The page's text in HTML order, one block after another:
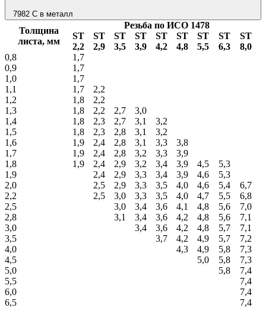
7982 C в металл
Толщина
листа, мм
Резьба по ИСО 1478
ST
2,2
ST
2,9
ST
3,5
ST
3,9
ST
4,2
ST
4,8
ST
5,5
ST
6,3
ST
8,0
0,8
1,7
0,9
1,7
1,0
1,7
1,1
1,7
2,2
1,2
1,8
2,2
1,3
1,8 2,2 2,7
3,0
1,4
1,8 2,3 2,7 3,1
3,2
1,5
1,8 2,3 2,8 3,1
3,2
1,6
1,9 2,4 2,8 3,1 3,3
3,8
1,7
1,9 2,4 2,8 3,2 3,3
3,9
1,8
1,9 2,4 2,9 3,2 3,4 3,9 4,5
5,3
1,9
2,4 2,9 3,3 3,4 3,9 4,6
5,3
2,0
2,5 2,9 3,3 3,5 4,0 4,6 5,4
6,7
2,2
2,5 3,0 3,3 3,5 4,0 4,7 5,5
6,8
2,5
3,0 3,4 3,6 4,1 4,8 5,6
7,0
2,8
3,1 3,4 3,6 4,2 4,8 5,6
7,1
3,0
3,4 3,6 4,2 4,8 5,7
7,1
3,5
3,7 4,2 4,9 5,7
7,2
4,0
4,3 4,9 5,8
7,3
4,5
5,0 5,8
7,3
5,0
5,8
7,4
5,5
7,4
6,0
7,4
6,5
7,4